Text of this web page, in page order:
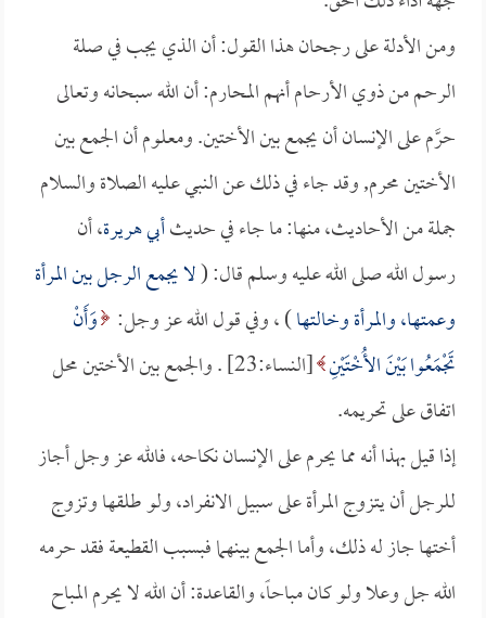
ومن الأدلة على رجحان هذا القول: أن الذي يجب في صلة
الرحم من ذوي الأرحام أنهم المحارم: أن الله سبحانه وتعالى
حرَّم على الإنسان أن يجمع بين الأختين. ومعلوم أن الجمع بين
الأختين محرم, وقد جاء في ذلك عن النبي عليه الصلاة والسلام
جملة من الأحاديث، منها: ما جاء في حديثأبي هريرة، أن
رسول الله صلى الله عليه وسلم قال: (لا يجمع الرجل بين المرأة
وعمتها، والمرأة وخالتها) ، وفي قول الله عز وجل: وَأَنْ
تَجْمَعُوا بَيْنَ الأُخْتَيْنِ
[النساء:23] . والجمع بين الأختين محل
اتفاق على تحريمه.
إذا قيل بهذا أنه مما يحرم على الإنسان نكاحه، فالله عز وجل أجاز
للرجل أن يتزوج المرأة على سبيل الانفراد، ولو طلقها وتزوج
أختها جاز له ذلك، وأما الجمع بينهما فبسبب القطيعة فقد حرمه
الله جل وعلا ولو كان مباحاً، والقاعدة: أن الله لا يحرم المباح